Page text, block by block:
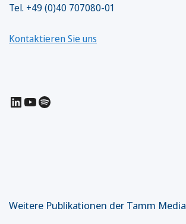
Tel. +49 (0)40 707080-01
Kontaktieren Sie uns
LinkedIn
YouTube
Spotify
Weitere Publikationen der Tamm Media